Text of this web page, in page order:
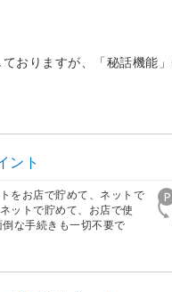
おりますが、「秘話機能」
ント
をお店で貯めて、ネットで
ットで貯めて、お店で使
倒な手続きも一切不要で